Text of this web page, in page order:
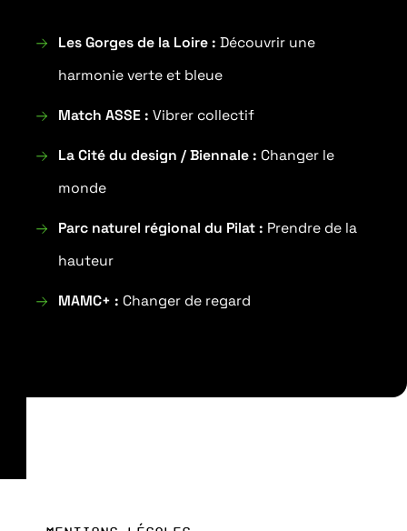
Les Gorges de la Loire : Découvrir une
harmonie verte et bleue
Match ASSE : Vibrer collectif
La Cité du design / Biennale : Changer le
monde
Parc naturel régional du Pilat : Prendre de la
hauteur
MAMC+ : Changer de regard